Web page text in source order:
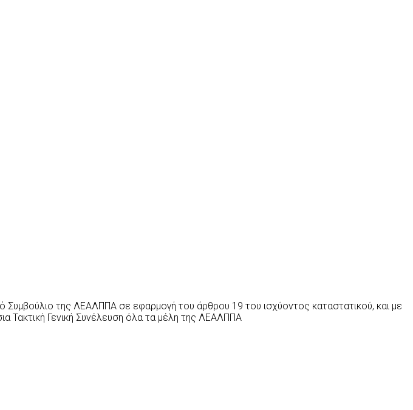
της ΛΕΑΛΠΠΑ σε εφαρμογή του άρθρου 19 του ισχύοντος καταστατικού, και με
Τακτική Γενική Συνέλευση όλα τα μέλη της ΛΕΑΛΠΠΑ